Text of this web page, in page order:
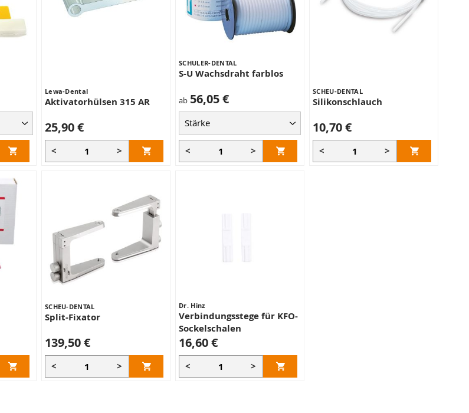
Lewa-Dental
Aktivatorhülsen 315 AR
25,90 €
< >
SCHULER-DENTAL
S-U Wachsdraht farblos
ab 56,05 €
< >
SCHEU-DENTAL
Silikonschlauch
10,70 €
< >
SCHEU-DENTAL
Split-Fixator
139,50 €
< >
Dr. Hinz
Verbindungsstege für KFO-
Sockelschalen
16,60 €
< >